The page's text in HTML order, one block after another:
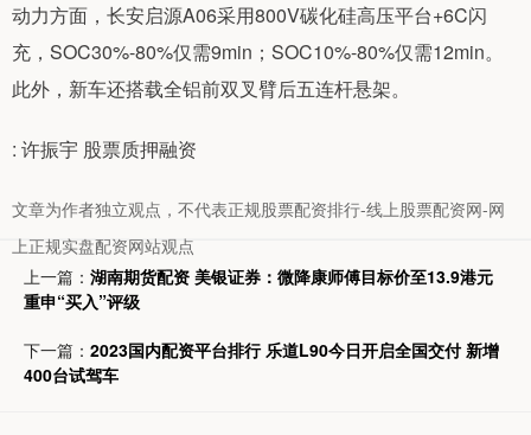
动力方面，长安启源A06采用800V碳化硅高压平台+6C闪
充，SOC30%-80%仅需9min；SOC10%-80%仅需12min。
此外，新车还搭载全铝前双叉臂后五连杆悬架。
: 许振宇 股票质押融资
文章为作者独立观点，不代表正规股票配资排行-线上股票配资网-网
上正规实盘配资网站观点
上一篇： 湖南期货配资 美银证券：微降康师傅目标价至13.9港元
重申“买入”评级
下一篇： 2023国内配资平台排行 乐道L90今日开启全国交付 新增
400台试驾车